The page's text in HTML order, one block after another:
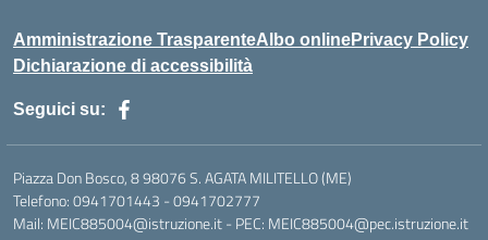
Amministrazione TrasparenteAlbo onlinePrivacy Policy
Dichiarazione di accessibilità
Seguici su:
Piazza Don Bosco, 8 98076 S. AGATA MILITELLO (ME)
Telefono: 0941701443 - 0941702777
Mail: MEIC885004@istruzione.it - PEC: MEIC885004@pec.istruzione.it